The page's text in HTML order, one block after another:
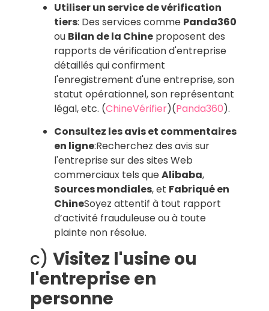
Utiliser un service de vérification
tiers: Des services comme Panda360
ou Bilan de la Chine proposent des
rapports de vérification d'entreprise
détaillés qui confirment
l'enregistrement d'une entreprise, son
statut opérationnel, son représentant
légal, etc. (ChineVérifier)(Panda360).
Consultez les avis et commentaires
en ligne:Recherchez des avis sur
l'entreprise sur des sites Web
commerciaux tels queAlibaba,
Sources mondiales, et Fabriqué en
ChineSoyez attentif à tout rapport
d’activité frauduleuse ou à toute
plainte non résolue.
c) Visitez l'usine ou
l'entreprise en
personne